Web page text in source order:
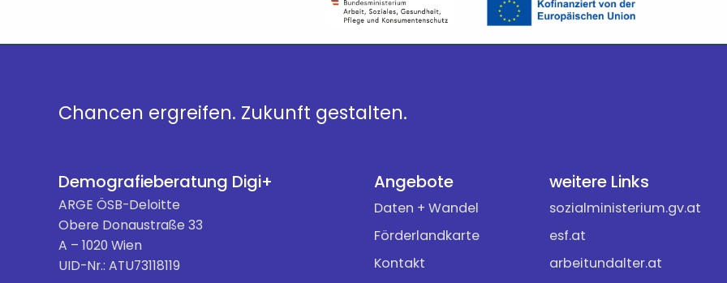
Chancen ergreifen. Zukunft gestalten.
Demografieberatung Digi+
ARGE ÖSB-Deloitte
Obere Donaustraße 33
A – 1020 Wien
UID-Nr.: ATU73118119
Angebote
Daten + Wandel
Förderlandkarte
Kontakt
weitere Links
sozialministerium.gv.at
esf.at
arbeitundalter.at